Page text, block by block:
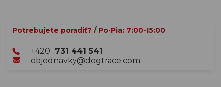
Potrebujete poradiť? / Po-Pia: 7:00-15:00
+420 731 441 541
objednavky@dogtrace.com